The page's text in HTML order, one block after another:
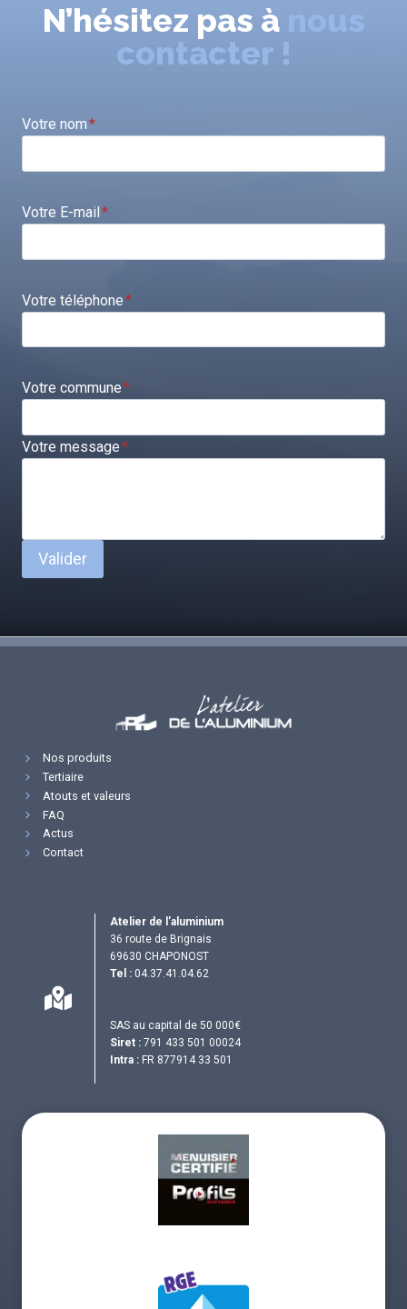
N’hésitez pas à nous
contacter !
Votre nom*
Votre E-mail*
Votre téléphone*
Votre commune*
Votre message*
Valider
Nos produits
Tertiaire
Atouts et valeurs
FAQ
Actus
Contact
Atelier de l’aluminium
36 route de Brignais
69630 CHAPONOST
Tel : 04.37.41.04.62
SAS au capital de 50 000€
Siret : 791 433 501 00024
Intra : FR 877914 33 501